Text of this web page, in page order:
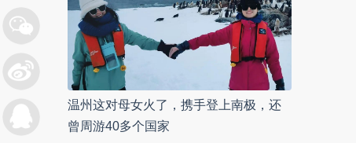
温州这对母女火了，携手登上南极，还
曾周游40多个国家